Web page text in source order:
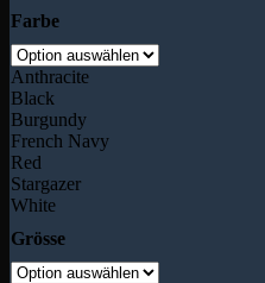
Farbe
Anthracite
Black
Burgundy
French Navy
Red
Stargazer
White
Grösse